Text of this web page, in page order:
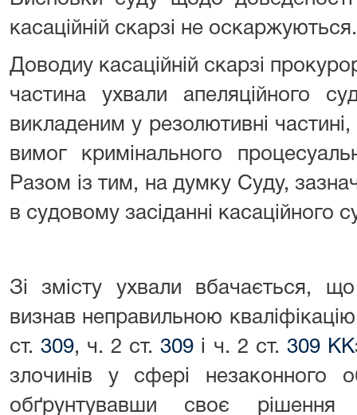
касаційній скарзі не оскаржуються.
Доводиу касаційній скарзі
частина ухвали апеляційного
викладеним у резолютивні
вимог кримінального
Разом із тим, на думку Суду,
в судовому засіданні касаційного
Зі змісту ухвали вбачається, що
визнав неправильною
ст.309, ч. 2 ст.309 і ч. 2 ст. 309 КК
злочинів у сфері незаконного
обґрунтувавши своє рішення